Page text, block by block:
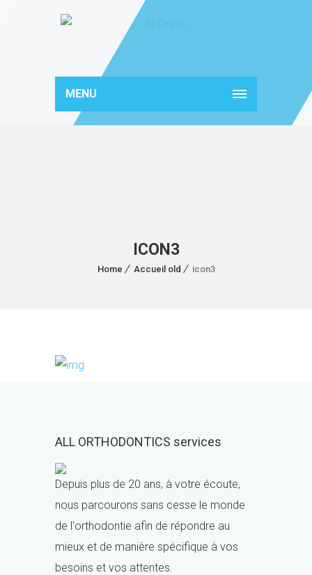
MENU
ICON3
Home Accueil old icon3
ALL ORTHODONTICS services
Depuis plus de 20 ans, à votre écoute,
nous parcourons sans cesse le monde
de l'orthodontie afin de répondre au
mieux et de manière spécifique à vos
besoins et vos attentes.